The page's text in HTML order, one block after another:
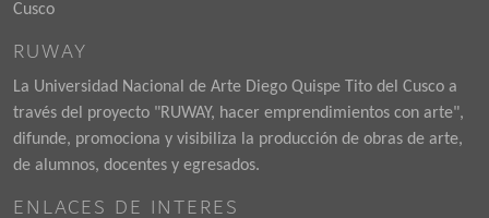
Cusco
RUWAY
La Universidad Nacional de Arte Diego Quispe Tito del Cusco a
través del proyecto "RUWAY, hacer emprendimientos con arte",
difunde, promociona y visibiliza la producción de obras de arte,
de alumnos, docentes y egresados.
ENLACES DE INTERES